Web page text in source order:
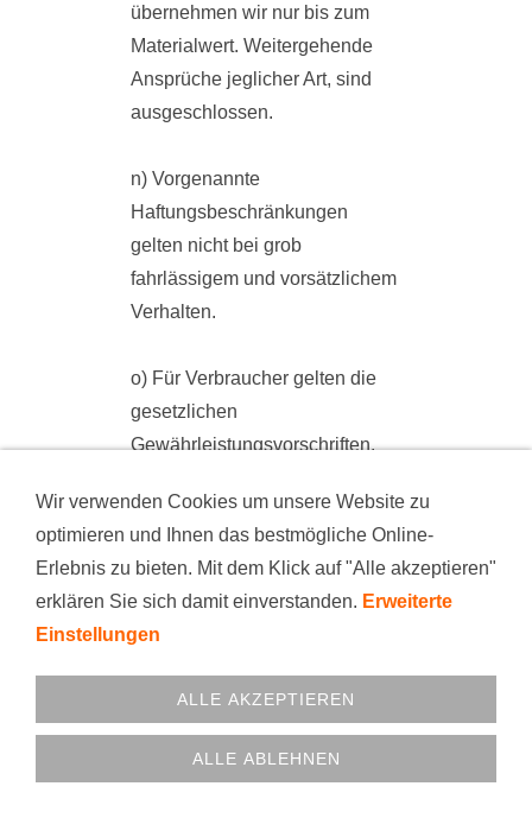
übernehmen wir nur bis zum
Materialwert. Weitergehende
Ansprüche jeglicher Art, sind
ausgeschlossen.
n) Vorgenannte
Haftungsbeschränkungen
gelten nicht bei grob
fahrlässigem und vorsätzlichem
Verhalten.
o) Für Verbraucher gelten die
gesetzlichen
Gewährleistungsvorschriften.
p) Für Folgeschäden
ausgelieferter Ware ist das
Unternehmen nicht haftbar zu
machen. Regelansprüche
können nur auf die Erstattung
der Druckkosten, den
allgemeinen
Wir verwenden Cookies um unsere Website zu
optimieren und Ihnen das bestmögliche Online-
Erlebnis zu bieten. Mit dem Klick auf "Alle akzeptieren"
erklären Sie sich damit einverstanden. Erweiterte
Einstellungen
ALLE AKZEPTIEREN
ALLE ABLEHNEN